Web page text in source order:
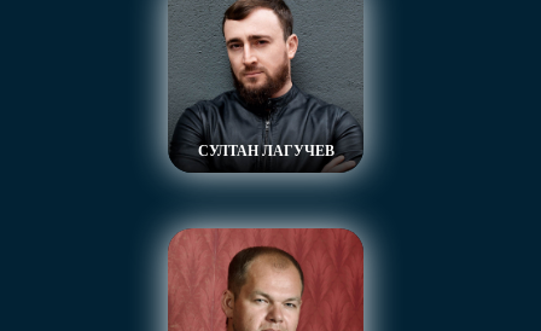
СУЛТАН ЛАГУЧЕВ